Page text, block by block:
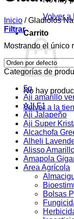
Volver a
Carrito
No hay
Volver a la
Inicio /Gladiolos
Filtrar
Mostrando el único
Categorías de
5g
Aji amarillo
AJI F1
Aji Jalapeño
Aji Super
Alcachofa
Alheli
Alisso
Amapola
Area Agrícola
Bolsas